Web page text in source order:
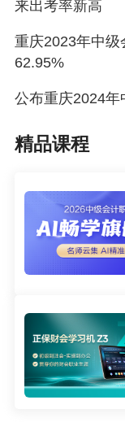
来出考率新高
重庆2023年中
62.95%
公布重庆2024年
精品课程